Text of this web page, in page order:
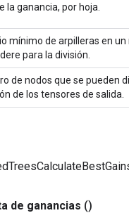
la ganancia, por hoja.
mínimo de arpilleras en
para la división.
de nodos que se pueden
de los tensores de salida.
de ganancias ()